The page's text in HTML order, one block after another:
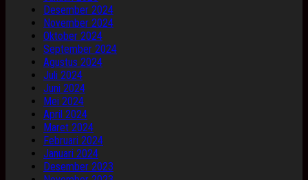
Desember 2024
November 2024
Oktober 2024
September 2024
Agustus 2024
Juli 2024
Juni 2024
Mei 2024
April 2024
Maret 2024
Februari 2024
Januari 2024
Desember 2023